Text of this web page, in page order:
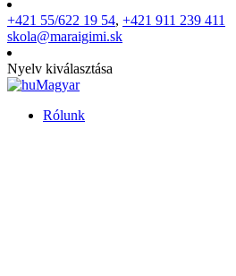
+421 55/622 19 54, +421 911 239 411
skola@maraigimi.sk
Nyelv kiválasztása
Magyar
Rólunk